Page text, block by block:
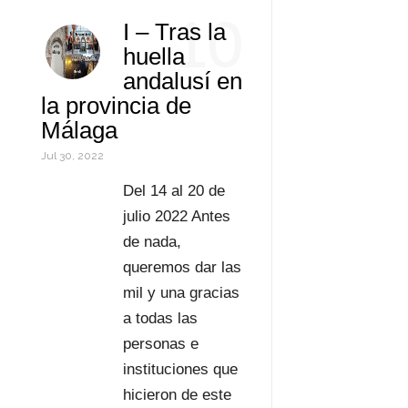
np
p
r
e
ld
P
s
s
m
p
t
i
r
10
I – Tras la
huella
andalusí en
la provincia de
Málaga
Jul 30, 2022
Del 14 al 20 de
julio 2022 Antes
de nada,
queremos dar las
mil y una gracias
a todas las
personas e
instituciones que
hicieron de este